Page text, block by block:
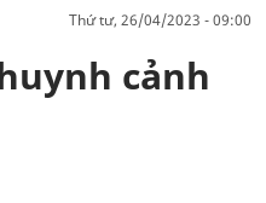
thứ tư, 26/04/2023 - 09:00
cảnh